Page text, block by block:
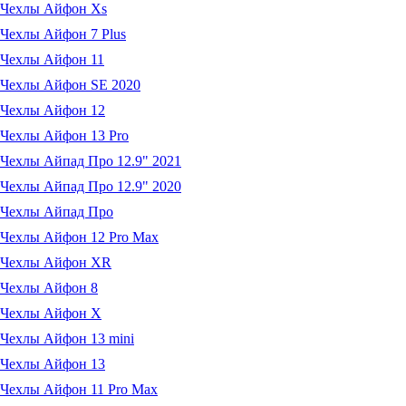
Чехлы Айфон Xs
Чехлы Айфон 7 Plus
Чехлы Айфон 11
Чехлы Айфон SE 2020
Чехлы Айфон 12
Чехлы Айфон 13 Pro
Чехлы Айпад Про 12.9" 2021
Чехлы Айпад Про 12.9" 2020
Чехлы Айпад Про
Чехлы Айфон 12 Pro Max
Чехлы Айфон XR
Чехлы Айфон 8
Чехлы Айфон X
Чехлы Айфон 13 mini
Чехлы Айфон 13
Чехлы Айфон 11 Pro Max